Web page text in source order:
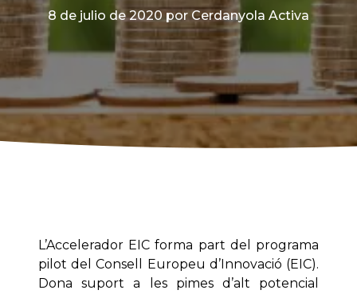
8 de julio de 2020 por Cerdanyola Activa
L’Accelerador EIC forma part del programa
pilot del Consell Europeu d’Innovació (EIC).
Dona suport a les pimes d’alt potencial